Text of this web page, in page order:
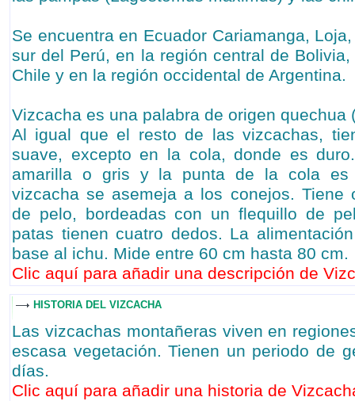
Se encuentra en Ecuador Cariamanga,
sur del Perú, en la región central de
Chile y en la región occidental de Argentina.
Vizcacha es una palabra de origen quechua
Al igual que el resto de las vizcachas,
suave, excepto en la cola, donde es
amarilla o gris y la punta de la cola es
vizcacha se asemeja a los conejos. Tiene
de pelo, bordeadas con un flequillo de
patas tienen cuatro dedos. La
base al ichu. Mide entre 60 cm hasta 80 cm.
Clic aquí para añadir una descripción de
HISTORIA DEL VIZCACHA
Las vizcachas montañeras viven en
escasa vegetación. Tienen un periodo de
días.
Clic aquí para añadir una historia de